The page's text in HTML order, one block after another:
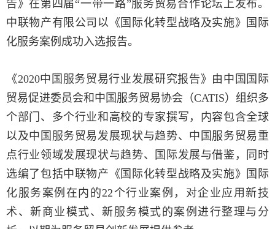
告》在第四届“一带一路”服务贸易合作论坛上发布。
中联物产有限公司以《国际化转型战略及实施》国际
化服务案例成功入选报告。
《2020中国服务贸易行业发展研究报告》由中国国际
贸易促进委员会和中国服务贸易协会（CATIS）组织多
个部门、多个行业和高校的专家撰写，内容包含全球
以及中国服务贸易发展现状与趋势、中国服务贸易重
点行业领域发展现状与趋势、国际发展与借鉴，同时
选编了包括中联物产《国际化转型战略及实施》国际
化服务案例在内的22个行业案例，对企业应用新技
术、新商业模式、新服务模式的案例进行整理与分